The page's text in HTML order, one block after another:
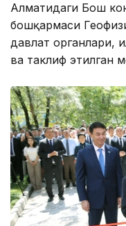
Алматидаги Бош
бошқармаси
давлат органлари,
ва таклиф этилган